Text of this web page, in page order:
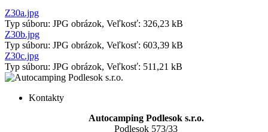
Z30a.jpg
Typ súboru: JPG obrázok, Veľkosť: 326,23 kB
Z30b.jpg
Typ súboru: JPG obrázok, Veľkosť: 603,39 kB
Z30c.jpg
Typ súboru: JPG obrázok, Veľkosť: 511,21 kB
Kontakty
Autocamping Podlesok s.r.o.
Podlesok 573/33